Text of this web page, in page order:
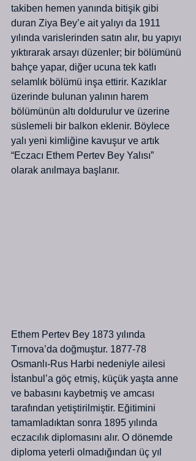
takiben hemen yanında bitişik gibi
duran Ziya Bey’e ait yalıyı da 1911
yılında varislerinden satın alır, bu yapıyı
yıktırarak arsayı düzenler; bir bölümünü
bahçe yapar, diğer ucuna tek katlı
selamlık bölümü inşa ettirir. Kazıklar
üzerinde bulunan yalının harem
bölümünün altı doldurulur ve üzerine
süslemeli bir balkon eklenir. Böylece
yalı yeni kimliğine kavuşur ve artık
“Eczacı Ethem Pertev Bey Yalısı”
olarak anılmaya başlanır.
Ethem Pertev Bey 1873 yılında
Tırnova’da doğmuştur. 1877-78
Osmanlı-Rus Harbi nedeniyle ailesi
İstanbul’a göç etmiş, küçük yaşta anne
ve babasını kaybetmiş ve amcası
tarafından yetiştirilmiştir. Eğitimini
tamamladıktan sonra 1895 yılında
eczacılık diplomasını alır. O dönemde
diploma yeterli olmadığından üç yıl